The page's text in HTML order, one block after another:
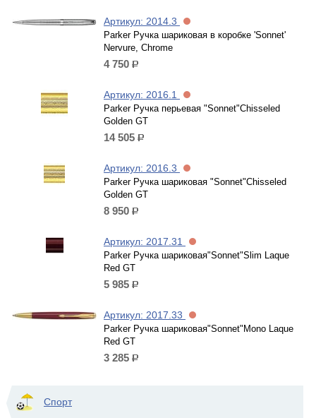
Артикул: 2014.3
Parker Ручка шариковая в коробке 'Sonnet'
Nervure, Chrome
4 750 р.
Артикул: 2016.1
Parker Ручка перьевая "Sonnet"Chisseled
Golden GT
14 505 р.
Артикул: 2016.3
Parker Ручка шариковая "Sonnet"Chisseled
Golden GT
8 950 р.
Артикул: 2017.31
Parker Ручка шариковая"Sonnet"Slim Laque
Red GT
5 985 р.
Артикул: 2017.33
Parker Ручка шариковая"Sonnet"Mono Laque
Red GT
3 285 р.
Спорт